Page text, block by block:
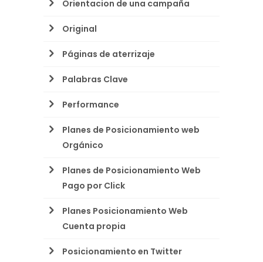
Orientacion de una campaña
Original
Páginas de aterrizaje
Palabras Clave
Performance
Planes de Posicionamiento web
Orgánico
Planes de Posicionamiento Web
Pago por Click
Planes Posicionamiento Web
Cuenta propia
Posicionamiento en Twitter